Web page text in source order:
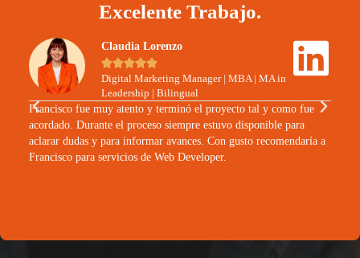
Excelente Trabajo.
Claudia Lorenzo

Digital Marketing Manager | MBA | MA in
Leadership | Bilingual
Francisco fue muy atento y terminó el proyecto tal y como fue
acordado. Durante el proceso siempre estuvo disponible para
aclarar dudas y para informar avances. Con gusto recomendaría a
Francisco para servicios de Web Developer.